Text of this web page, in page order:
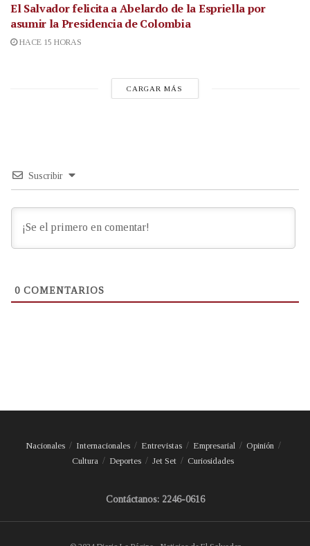
El Salvador felicita a Abelardo de la Espriella por
asumir la Presidencia de Colombia
HACE 15 HORAS
CARGAR MÁS
Suscribir
0 COMENTARIOS
Nacionales Internacionales Entrevistas Empresarial
Opinión
Cultura
Deportes Jet Set Curiosidades
Contáctanos: 2246-0616